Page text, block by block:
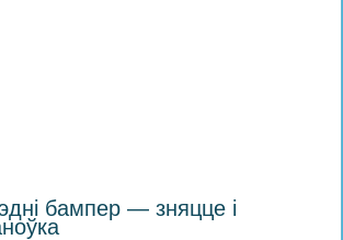
бампер — зняцце і